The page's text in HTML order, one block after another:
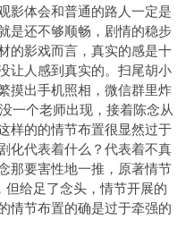
影体会和普通的路人一定是
是还不够顺畅，剧情的稳步
的影戏而言，真实的感是十
让人感到真实的。扫尾胡小
摸出手机照相，微信群里炸
一个老师出现，接着陈念从
样的的情节布置很显然过于
化代表着什么？代表着不真
那要害性地一推，原著情节
给足了念头，情节开展的
情节布置的确是过于牵强的